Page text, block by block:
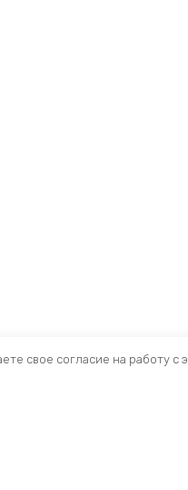
свое согласие на работу с